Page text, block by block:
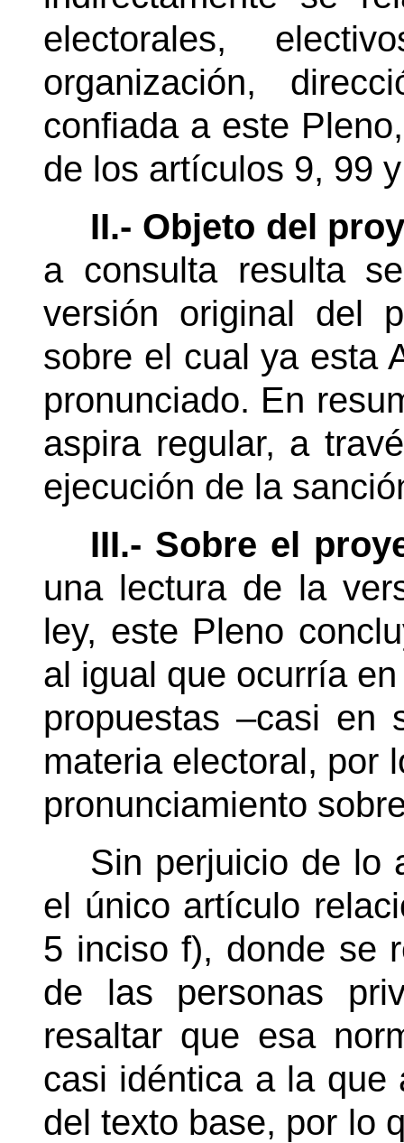
electorales,
organización,
confiada a este
de los artículos 9, 99
II.- Objeto del
a consulta resulta
versión original del
sobre el cual ya esta
pronunciado. En
aspira regular, a
ejecución de la
III.- Sobre el
una lectura de la
ley, este Pleno
al igual que ocurría
propuestas –casi en
materia electoral, por
pronunciamiento
Sin perjuicio de lo
el único artículo
5 inciso f), donde se
de las personas
resaltar que esa
casi idéntica a la que
del texto base, por lo